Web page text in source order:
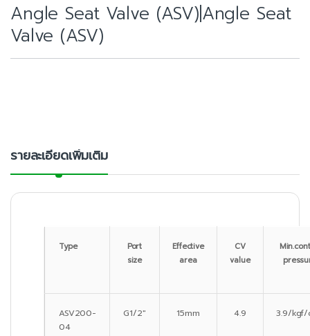
Angle Seat Valve (ASV)|Angle Seat
Valve (ASV)
รายละเอียดเพิ่มเติม
Type
Port
size
Effective
area
CV
value
ASV200-
04
G1/2″ 15mm 4.9 3.9/kgf/